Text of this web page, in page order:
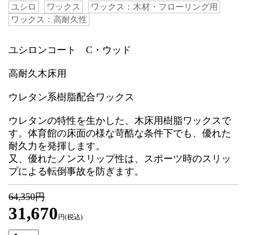
ユシロ ワックス
ワックス：木材・フローリング用
ワックス：高耐久性
ユシロンコート C・ウッド
高耐久木床用
ウレタン系樹脂配合ワックス
ウレタンの特性を生かした、木床用樹脂ワックスで
す。体育館の床面の様な苛酷な条件下でも、優れた
耐久力を発揮します。
又、優れたノンスリップ性は、スポーツ時のスリッ
プによる転倒事故を防ぎます。
64,350円
31,670 円(税込)